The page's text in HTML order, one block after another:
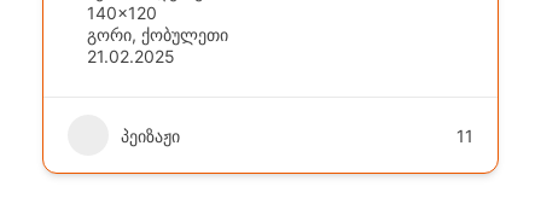
140x120
გორი, ქობულეთი
21.02.2025
პეიზაჟი 11